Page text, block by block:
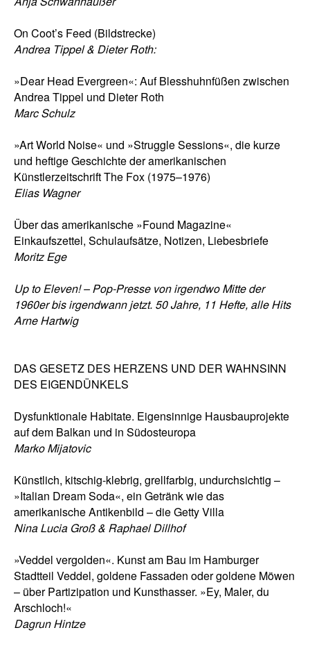
On Coot’s Feed (Bildstrecke)
Andrea Tippel & Dieter Roth:
»Dear Head Evergreen«: Auf Blesshuhnfüßen zwischen
Andrea Tippel und Dieter Roth
Marc Schulz
»Art World Noise« und »Struggle Sessions«, die kurze
und heftige Geschichte der amerikanischen
Künstlerzeitschrift The Fox (1975–1976)
Elias Wagner
Über das amerikanische »Found Magazine«
Einkaufszettel, Schulaufsätze, Notizen, Liebesbriefe
Moritz Ege
Up to Eleven! – Pop-Presse von irgendwo Mitte der
1960er bis irgendwann jetzt. 50 Jahre, 11 Hefte, alle Hits
Arne Hartwig
DAS GESETZ DES HERZENS UND DER WAHNSINN
DES EIGENDÜNKELS
Dysfunktionale Habitate. Eigensinnige Hausbauprojekte
auf dem Balkan und in Südosteuropa
Marko Mijatovic
Künstlich, kitschig-klebrig, grellfarbig, undurchsichtig –
»Italian Dream Soda«, ein Getränk wie das
amerikanische Antikenbild – die Getty Villa
Nina Lucia Groß & Raphael Dillhof
»Veddel vergolden«. Kunst am Bau im Hamburger
Stadtteil Veddel, goldene Fassaden oder goldene Möwen
– über Partizipation und Kunsthasser. »Ey, Maler, du
Arschloch!«
Dagrun Hintze